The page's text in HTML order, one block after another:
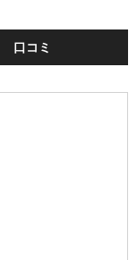
口コミ